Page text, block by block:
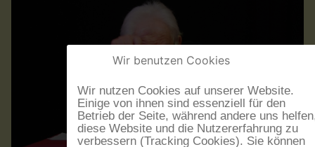
Wir benutzen Cookies
Wir nutzen Cookies auf unserer Website.
Einige von ihnen sind essenziell für den
Betrieb der Seite, während andere uns
diese Website und die Nutzererfahrung zu
verbessern (Tracking Cookies). Sie können